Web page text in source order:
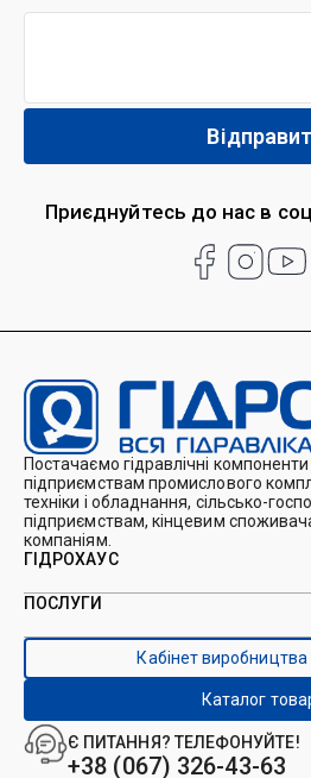
Приєднуйтесь до нас в
Постачаємо гідравлічні компоненти
підприємствам промислового
техніки і обладнання, сільсько-
підприємствам, кінцевим
компаніям.
Є ПИТАННЯ? ТЕЛЕФОНУЙТЕ!
+38 (067) 326-43-63
ГІДРОХАУС
Про нас
Каталоги
Контакти
ПОСЛУГИ
Виробництво ущільнень
Виробництво гідроциліндрів
Ремонт гідроциліндрів
Ремонт і виготовлення РВТ
Ремонт техніки
Гідрофікація авто
Кабінет
Каталог